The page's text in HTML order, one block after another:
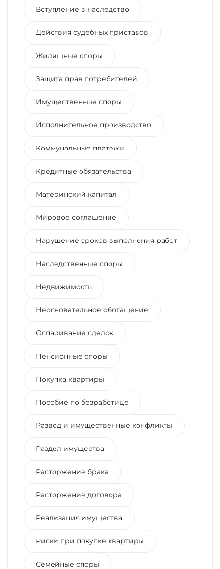
Вступление в наследство
Действия судебных приставов
Жилищные споры
Защита прав потребителей
Имущественные споры
Исполнительное производство
Коммунальные платежи
Кредитные обязательства
Материнский капитал
Мировое соглашение
Нарушение сроков выполнения работ
Наследственные споры
Недвижимость
Неосновательное обогащение
Оспаривание сделок
Пенсионные споры
Покупка квартиры
Пособие по безработице
Развод и имущественные конфликты
Раздел имущества
Расторжение брака
Расторжение договора
Реализация имущества
Риски при покупке квартиры
Семейные споры